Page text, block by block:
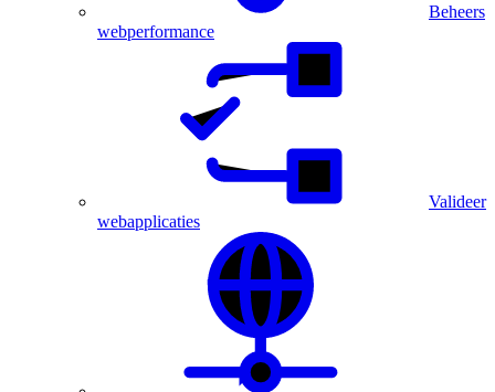
Beheers
webperformance
Valideer
webapplicaties